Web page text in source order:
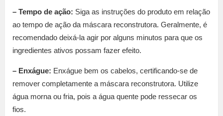
– Tempo de ação: Siga as instruções do produto em relação
ao tempo de ação da máscara reconstrutora. Geralmente, é
recomendado deixá-la agir por alguns minutos para que os
ingredientes ativos possam fazer efeito.
– Enxágue: Enxágue bem os cabelos, certificando-se de
remover completamente a máscara reconstrutora. Utilize
água morna ou fria, pois a água quente pode ressecar os
fios.